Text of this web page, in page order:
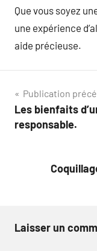
Que vous soyez
une expérience
aide précieuse.
Navigation
de
Publication
Les bienfaits
responsable.
Laisser un